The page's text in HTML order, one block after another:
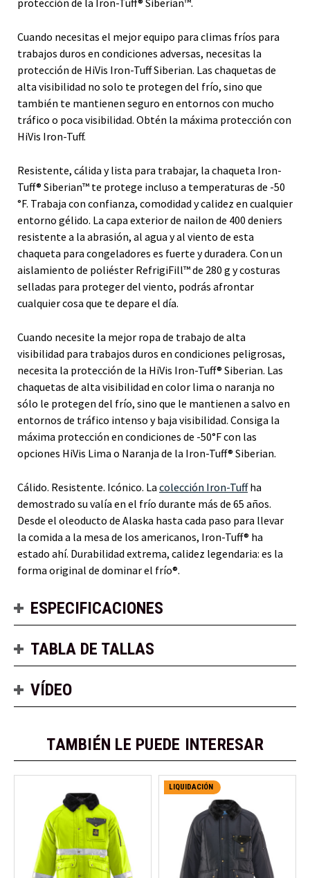
Cuando necesitas el mejor equipo para climas fríos para
trabajos duros en condiciones adversas, necesitas la
protección de HiVis Iron-Tuff Siberian. Las chaquetas de
alta visibilidad no solo te protegen del frío, sino que
también te mantienen seguro en entornos con mucho
tráfico o poca visibilidad. Obtén la máxima protección con
HiVis Iron-Tuff.
Resistente, cálida y lista para trabajar, la chaqueta Iron-
Tuff® Siberian™ te protege incluso a temperaturas de -50
°F. Trabaja con confianza, comodidad y calidez en cualquier
entorno gélido. La capa exterior de nailon de 400 deniers
resistente a la abrasión, al agua y al viento de esta
chaqueta para congeladores es fuerte y duradera. Con un
aislamiento de poliéster RefrigiFill™ de 280 g y costuras
selladas para proteger del viento, podrás afrontar
cualquier cosa que te depare el día.
Cuando necesite la mejor ropa de trabajo de alta
visibilidad para trabajos duros en condiciones peligrosas,
necesita la protección de la HiVis Iron-Tuff® Siberian. Las
chaquetas de alta visibilidad en color lima o naranja no
sólo le protegen del frío, sino que le mantienen a salvo en
entornos de tráfico intenso y baja visibilidad. Consiga la
máxima protección en condiciones de -50°F con las
opciones HiVis Lima o Naranja de la Iron-Tuff® Siberian.
Cálido. Resistente. Icónico. La colección Iron-Tuffha
demostrado su valía en el frío durante más de 65 años.
Desde el oleoducto de Alaska hasta cada paso para llevar
la comida a la mesa de los americanos, Iron-Tuff® ha
estado ahí. Durabilidad extrema, calidez legendaria: es la
forma original de dominar el frío®.
ESPECIFICACIONES
TABLA DE TALLAS
VÍDEO
TAMBIÉN LE PUEDE INTERESAR
LIQUIDACIÓN